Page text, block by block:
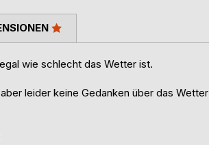
wie schlecht das Wetter ist.
leider keine Gedanken über das Wetter